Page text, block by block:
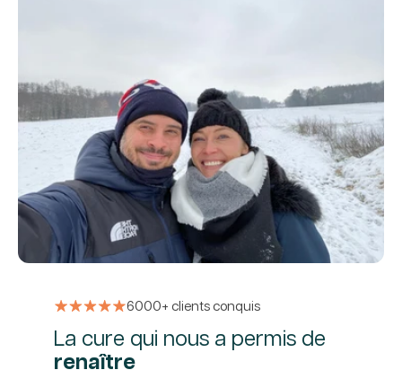
6000+ clients conquis
La cure qui nous a permis de
renaître